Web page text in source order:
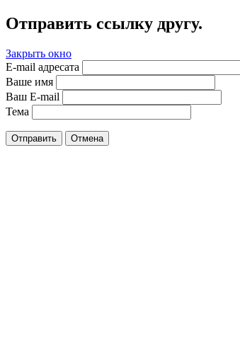
Отправить ссылку другу.
Закрыть окно
E-mail адресата
Ваше имя
Ваш E-mail
Тема
Отправить Отмена